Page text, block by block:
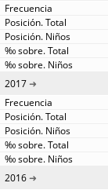
2017
2016